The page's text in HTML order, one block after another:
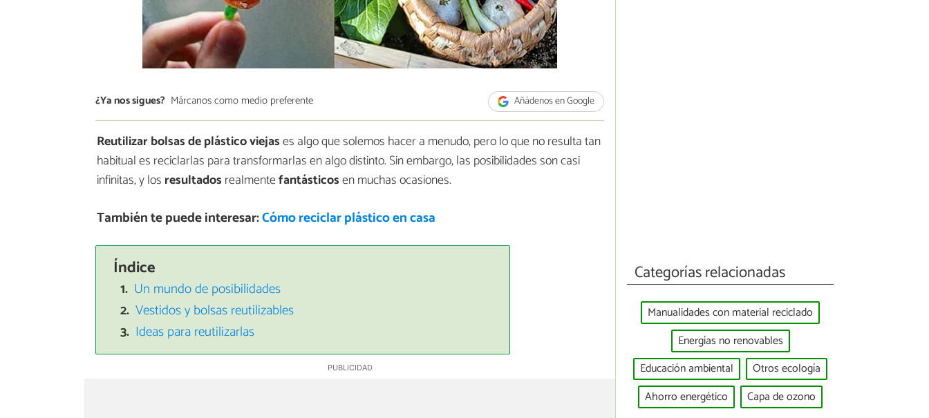
¿Ya nos sigues? Márcanos como medio preferente Añádenos en Google
Reutilizar bolsas de plástico viejases algo que solemos hacer a menudo, pero lo que no resulta tan
habitual es reciclarlas para transformarlas en algo distinto. Sin embargo, las posibilidades son casi
infinitas, y los resultados realmentefantásticosen muchas ocasiones.
También te puede interesar:Cómo reciclar plástico en casa
Índice
Un mundo de posibilidades
Vestidos y bolsas reutilizables
Ideas para reutilizarlas
Categorías relacionadas
Manualidades con material reciclado
Energías no renovables
Educación ambiental
Otros ecología
Ahorro energético
Capa de ozono